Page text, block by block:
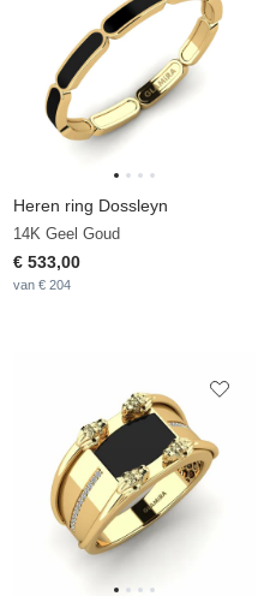
Heren ring Dossleyn
14K Geel Goud
€ 533,00
van € 204